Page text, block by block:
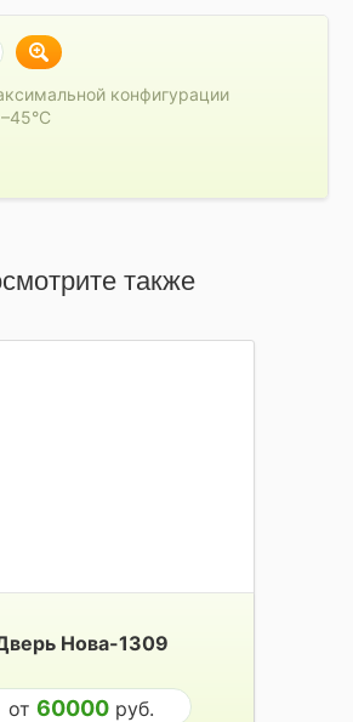
конфигурации
также
Нова-1309
от 60000 руб.